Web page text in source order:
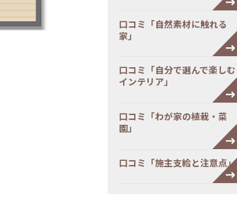
口コミ「自然素材に触れる
家」
口コミ「自分で選んで楽しむ
インテリア」
口コミ「わが家の植栽・菜
園」
口コミ「施主支給と注意点」